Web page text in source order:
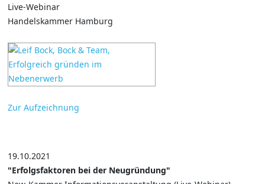
Live-Webinar
Handelskammer Hamburg
Zur Aufzeichnung
19.10.2021
"Erfolgsfaktoren bei der Neugründung"